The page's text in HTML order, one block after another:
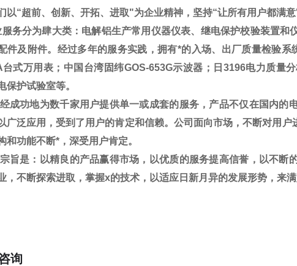
以“超前、创新、开拓、进取"为企业精神，坚持“让所有用户都满
分为肆大类：电解铝生产常用仪器仪表、继电保护校验装置和
件及附件。经过多年的服务实践，拥有*的入场、出厂质量检验
台式万用表；中国台湾固纬GOS-653G示波器；日3196电力质量
保护试验室等。
成功地为数千家用户提供单一或成套的服务，产品不仅在国内的
广泛应用，受到了用户的肯定和信赖。公司面向市场，不断对用
和功能不断*，深受用户肯定。
旨是：以精良的产品赢得市场，以优质的服务提高信誉，以不断
，不断探索进取，掌握x的技术，以适应日新月异的发展形势，来满
询